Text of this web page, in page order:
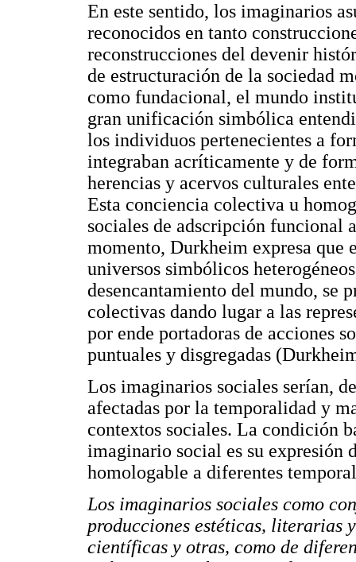
En este sentido, los imaginarios
reconocidos en tanto
reconstrucciones del devenir
de estructuración de la sociedad
como fundacional, el mundo
gran unificación simbólica
los individuos pertenecientes a
integraban acríticamente y de
herencias y acervos culturales
Esta conciencia colectiva u
sociales de adscripción funcional
momento, Durkheim expresa que
universos simbólicos
desencantamiento del mundo, se
colectivas dando lugar a las
por ende portadoras de acciones
puntuales y disgregadas
Los imaginarios sociales serían,
afectadas por la temporalidad y
contextos sociales. La condición
imaginario social es su expresión
homologable a diferentes
Los imaginarios sociales como
producciones estéticas, literarias
científicas y otras, como de